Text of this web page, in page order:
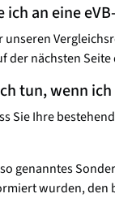
ich an eine
unseren
der nächsten
tun, wenn
Sie Ihre
genanntes
wurden, den